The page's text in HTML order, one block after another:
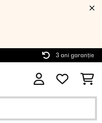
3 ani garanție